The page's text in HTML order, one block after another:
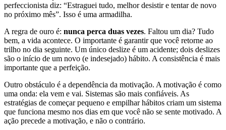
perfeccionista diz: “Estraguei tudo, melhor desistir e tentar de novo
no próximo mês”. Isso é uma armadilha.
A regra de ouro é: nunca perca duas vezes. Faltou um dia? Tudo
bem, a vida acontece. O importante é garantir que você retorne ao
trilho no dia seguinte. Um único deslize é um acidente; dois deslizes
são o início de um novo (e indesejado) hábito. A consistência é mais
importante que a perfeição.
Outro obstáculo é a dependência da motivação. A motivação é como
uma onda: ela vem e vai. Sistemas são mais confiáveis. As
estratégias de começar pequeno e empilhar hábitos criam um sistema
que funciona mesmo nos dias em que você não se sente motivado. A
ação precede a motivação, e não o contrário.